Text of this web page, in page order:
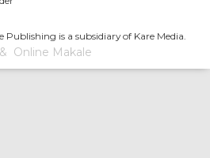
Publishing is a subsidiary of Kare Media.
Online Makale